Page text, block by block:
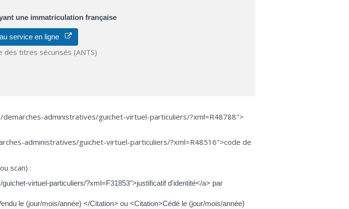
une immatriculation française
service en ligne
des titres sécurisés (ANTS)
administratives/guichet-virtuel-particuliers/?xml=R48788">
administratives/guichet-virtuel-particuliers/?xml=R48516">code de
scan) :
virtuel-particuliers/?xml=F31853">justificatif d'identité</a> par
le (jour/mois/année) </Citation> ou <Citation>Cédé le (jour/mois/année)